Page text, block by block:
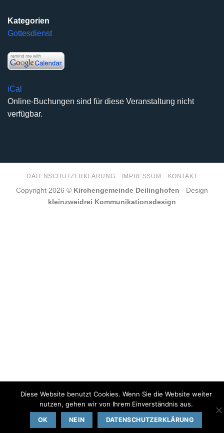
Kategorien
Gottesdienst
iCal
Online-Buchungen sind für diese Veranstaltung nicht
verfügbar.
DATENSCHUTZERKLÄRUNG IMPRESSUM KONTAKT
Copyright 2026 © Kirchengemeinde Deilinghofen - Design
kleinzweidrei Kommunikationsdesign
Diese Website benutzt Cookies. Wenn Sie die Website weiter
nutzen, gehen wir von Ihrem Einverständnis aus.
OK NEIN DATENSCHUTZERKLÄRUNG